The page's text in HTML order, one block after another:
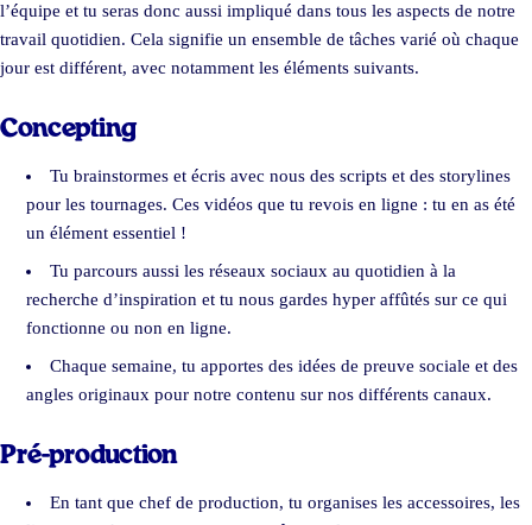
l’équipe et tu seras donc aussi impliqué dans tous les aspects de notre
travail quotidien. Cela signifie un ensemble de tâches varié où chaque
jour est différent, avec notamment les éléments suivants.
Concepting
Tu brainstormes et écris avec nous des scripts et des storylines
pour les tournages. Ces vidéos que tu revois en ligne : tu en as été
un élément essentiel !
Tu parcours aussi les réseaux sociaux au quotidien à la
recherche d’inspiration et tu nous gardes hyper affûtés sur ce qui
fonctionne ou non en ligne.
Chaque semaine, tu apportes des idées de preuve sociale et des
angles originaux pour notre contenu sur nos différents canaux.
Pré-production
En tant que chef de production, tu organises les accessoires, les